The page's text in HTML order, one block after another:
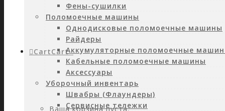
CartCart0
Ваша корзина пуста.
Фены-сушилки
Поломоечные машины
Однодисковые поломоечные машины
Райдеры
Аккумуляторные поломоечные
Кабельные поломоечные машины
Аксессуары
Уборочный инвентарь
Швабры (Флаундеры)
Сервисные тележки